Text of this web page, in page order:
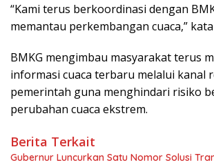
“Kami terus berkoordinasi dengan
memantau perkembangan cuaca,”
BMKG mengimbau masyarakat terus
informasi cuaca terbaru melalui kanal
pemerintah guna menghindari risiko
perubahan cuaca ekstrem.
Berita Terkait
Gubernur Luncurkan Satu Nomor Solusi